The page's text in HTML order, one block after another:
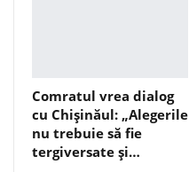
Comratul vrea dialog
cu Chișinăul: „Alegerile
nu trebuie să fie
tergiversate și…